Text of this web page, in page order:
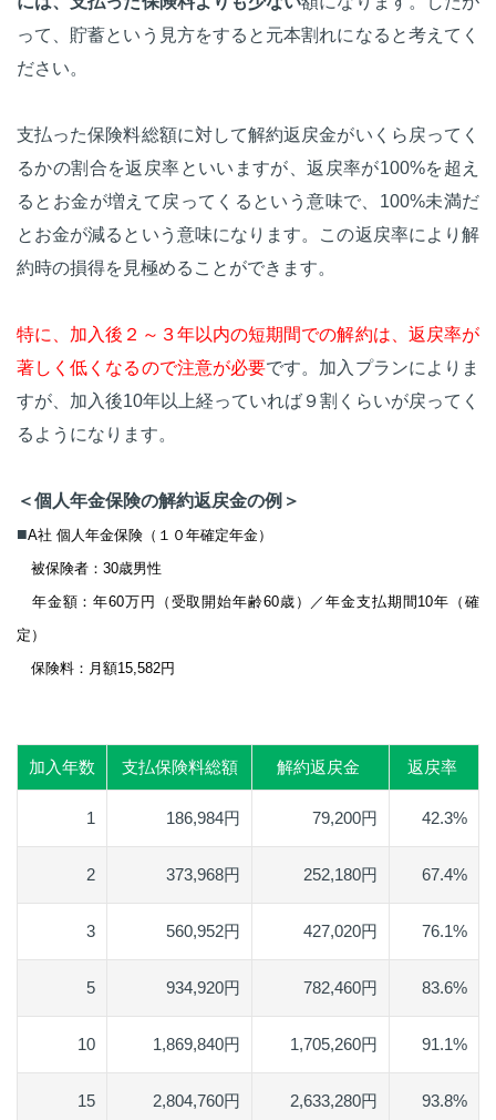
って、貯蓄という見方をすると元本割れになると考えてく
ださい。
支払った保険料総額に対して解約返戻金がいくら戻ってく
るかの割合を返戻率といいますが、返戻率が100%を超え
るとお金が増えて戻ってくるという意味で、100%未満だ
とお金が減るという意味になります。この返戻率により解
約時の損得を見極めることができます。
特に、加入後２～３年以内の短期間での解約は、返戻率が
著しく低くなるので注意が必要です。加入プランによりま
すが、加入後10年以上経っていれば９割くらいが戻ってく
るようになります。
＜個人年金保険の解約返戻金の例＞
■A社 個人年金保険（１０年確定年金）
被保険者：30歳男性
年金額：年60万円（受取開始年齢60歳）／年金支払期間10年（確
定）
保険料：月額15,582円
加入年数 支払保険料総額 解約返戻金 返戻率
1 186,984円 79,200円 42.3%
2 373,968円 252,180円 67.4%
3 560,952円 427,020円 76.1%
5 934,920円 782,460円 83.6%
10 1,869,840円 1,705,260円 91.1%
15 2,804,760円 2,633,280円 93.8%